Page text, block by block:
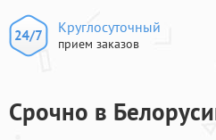
Круглосуточный
прием заказов
Срочно в